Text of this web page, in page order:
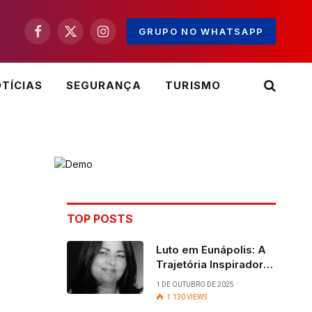
Facebook
X
Instagram
GRUPO NO WHATSAPP
SEGURANÇA TURISMO
TOP POSTS
Luto em Eunápolis: A
Trajetória Inspiradora
da ex-vereadora Ruth
Contadora
1 DE OUTUBRO DE 2025
1.130VIEWS